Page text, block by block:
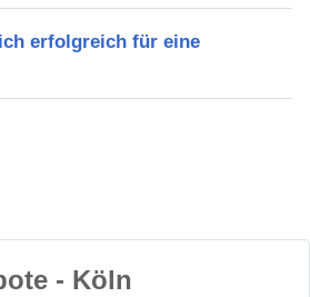
erfolgreich für eine
- Köln